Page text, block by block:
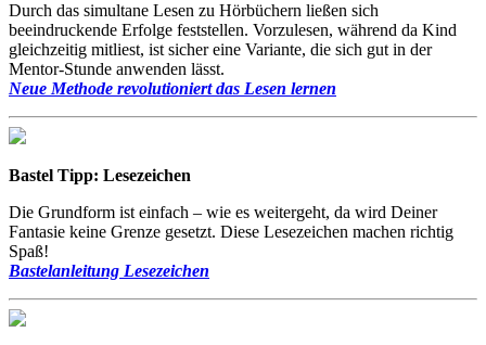
Durch das simultane Lesen zu Hörbüchern ließen sich
beeindruckende Erfolge feststellen. Vorzulesen, während da Kind
gleichzeitig mitliest, ist sicher eine Variante, die sich gut in der
Mentor-Stunde anwenden lässt.
Neue Methode revolutioniert das Lesen lernen
Bastel Tipp: Lesezeichen
Die Grundform ist einfach – wie es weitergeht, da wird Deiner
Fantasie keine Grenze gesetzt. Diese Lesezeichen machen richtig
Spaß!
Bastelanleitung Lesezeichen